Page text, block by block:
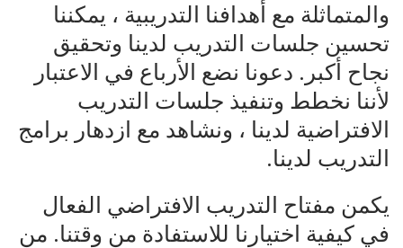
والمتماثلة مع أهدافنا التدريبية ، يمكننا
تحسين جلسات التدريب لدينا وتحقيق
نجاح أكبر. دعونا نضع الأرباع في الاعتبار
لأننا نخطط وتنفيذ جلسات التدريب
الافتراضية لدينا ، ونشاهد مع ازدهار برامج
التدريب لدينا.
يكمن مفتاح التدريب الافتراضي الفعال
في كيفية اختيارنا للاستفادة من وقتنا. من